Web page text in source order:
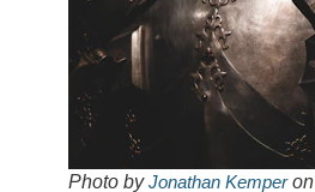
Photo byJonathan Kemperon